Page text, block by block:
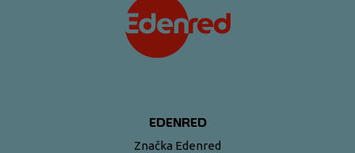
EDENRED
Značka Edenred